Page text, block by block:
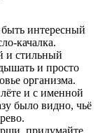
интересный
качалка.
и стильный
и просто
организма.
и с именной
было видно, чьё
придумайте